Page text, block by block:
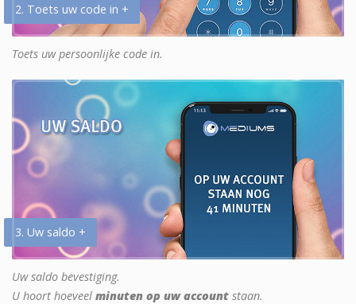
2. Toets uw code in +
Toets uw persoonlijke code in.
3. Uw saldo +
Uw saldo bevestiging.
U hoort hoeveel minuten op uw account staan.